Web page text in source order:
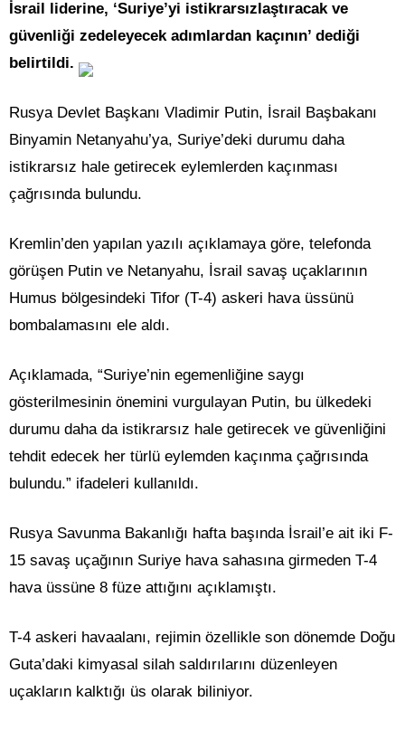
İsrail liderine, ‘Suriye’yi istikrarsızlaştıracak ve
güvenliği zedeleyecek adımlardan kaçının’ dediği
belirtildi.
Rusya Devlet Başkanı Vladimir Putin, İsrail Başbakanı
Binyamin Netanyahu’ya, Suriye’deki durumu daha
istikrarsız hale getirecek eylemlerden kaçınması
çağrısında bulundu.
Kremlin’den yapılan yazılı açıklamaya göre, telefonda
görüşen Putin ve Netanyahu, İsrail savaş uçaklarının
Humus bölgesindeki Tifor (T-4) askeri hava üssünü
bombalamasını ele aldı.
Açıklamada, “Suriye’nin egemenliğine saygı
gösterilmesinin önemini vurgulayan Putin, bu ülkedeki
durumu daha da istikrarsız hale getirecek ve güvenliğini
tehdit edecek her türlü eylemden kaçınma çağrısında
bulundu.” ifadeleri kullanıldı.
Rusya Savunma Bakanlığı hafta başında İsrail’e ait iki F-
15 savaş uçağının Suriye hava sahasına girmeden T-4
hava üssüne 8 füze attığını açıklamıştı.
T-4 askeri havaalanı, rejimin özellikle son dönemde Doğu
Guta’daki kimyasal silah saldırılarını düzenleyen
uçakların kalktığı üs olarak biliniyor.